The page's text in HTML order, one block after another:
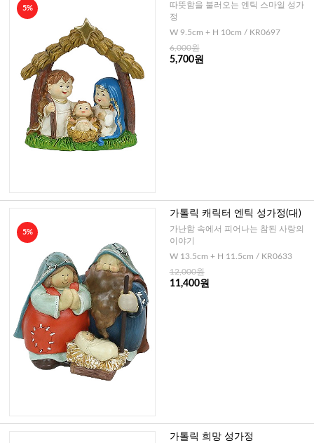
5%
따뜻함을 불러오는 엔틱 스마일 성가
정
W 9.5cm + H 10cm / KR0697
6,000원
5,700원
5%
가톨릭 캐릭터 엔틱 성가정(대)
가난함 속에서 피어나는 참된 사랑의
이야기
W 13.5cm + H 11.5cm / KR0633
12,000원
11,400원
가톨릭 희망 성가정